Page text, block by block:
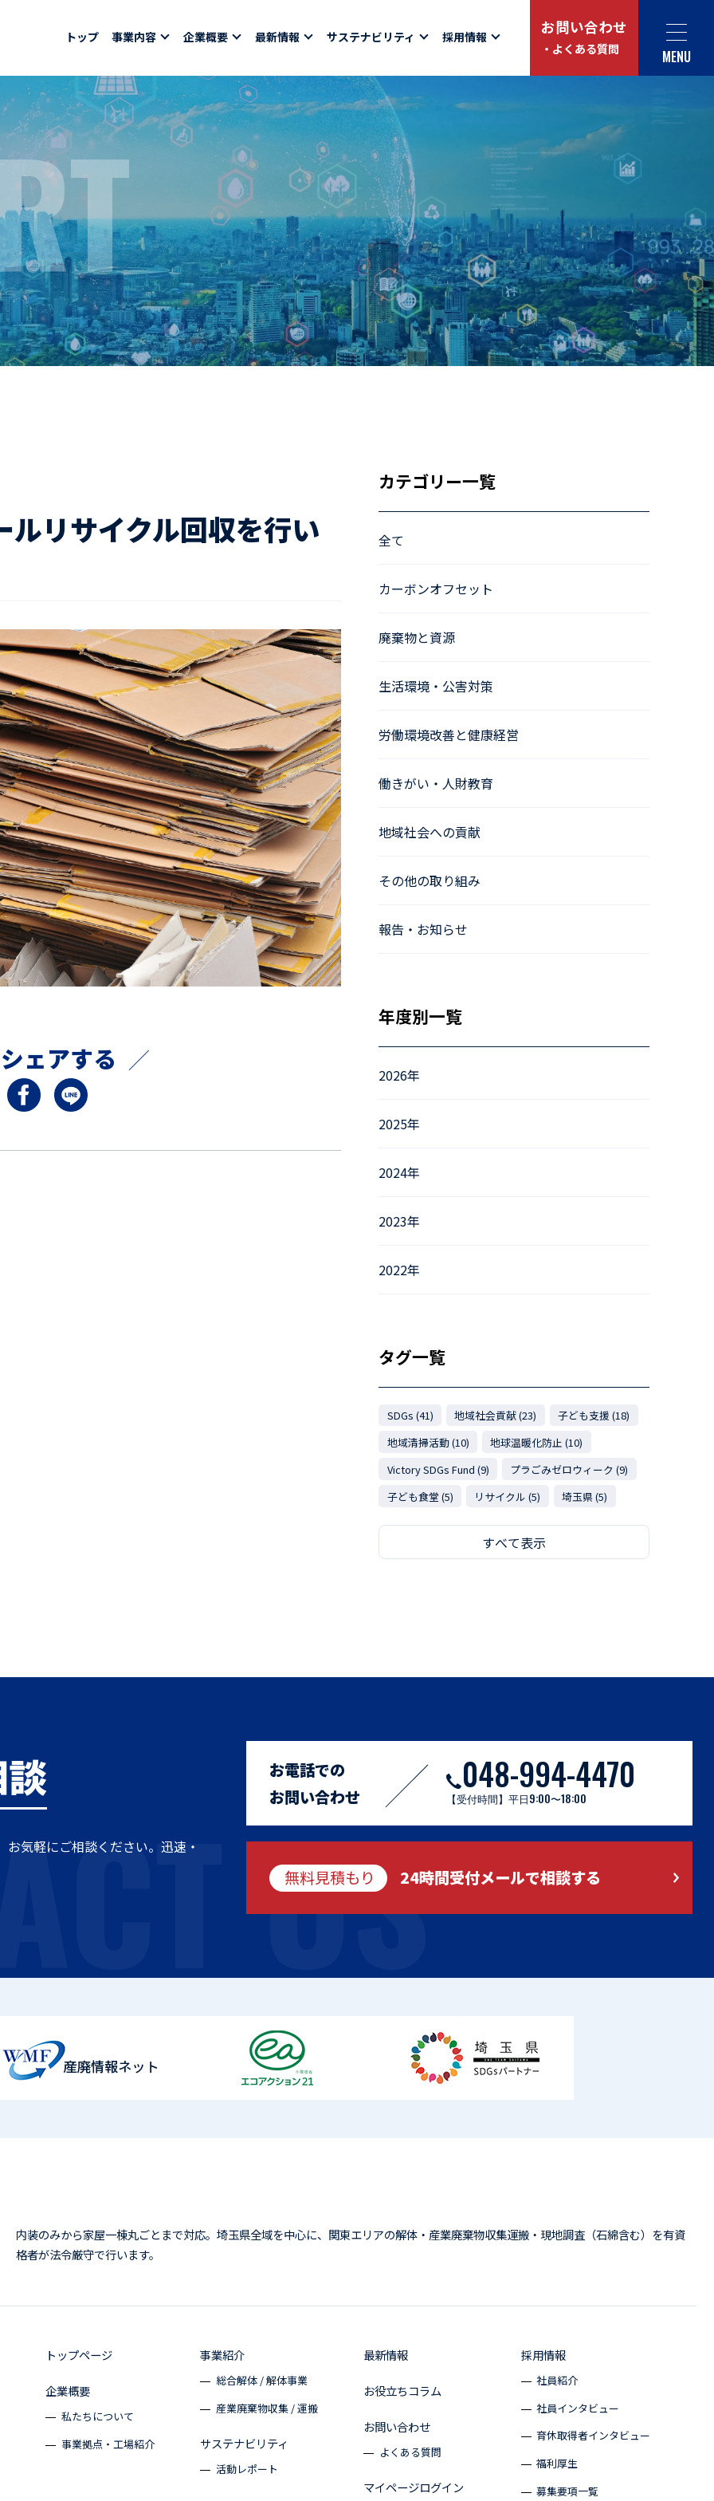
MENU
トップ 事業内容 企業概要 最新情報 サステナビリティ 採用情報
お問い合わせ
・よくある質問
ラム
ーポリシー
わせ
る質問
採用情報
社員紹介
社員インタビュー
育休取得者インタビュー
福利厚生
募集要項一覧
ドライバー職場体験
Social link
サイト内検索
リサイクル回収を行い
ェアする
カテゴリー一覧
全て
カーボンオフセット
廃棄物と資源
生活環境・公害対策
労働環境改善と健康経営
働きがい・人財教育
地域社会への貢献
その他の取り組み
報告・お知らせ
年度別一覧
2026年
2025年
2024年
2023年
2022年
タグ一覧
SDGs (41) 地域社会貢献 (23)
子ども支援 (18)
地域清掃活動 (10)
地球温暖化防止 (10)
Victory SDGs Fund (9)
プラごみゼロウィーク (9)
子ども食堂 (5)
リサイクル (5) 埼玉県 (5)
すべて表示
気軽にご相談ください。迅速・ US
お電話での
お問い合わせ
048-994-4470
【受付時間】平日9:00〜18:00
無料見積もり 24時間受付メールで相談する
内装のみから家屋一棟丸ごとまで対応。埼玉県全域を中心に、関東エリアの解体・産業廃棄物収集運搬・現地調査（石綿含む）を有資
格者が法令厳守で行います。
トップページ
企業概要
私たちについて
事業拠点・工場紹介
事業紹介
総合解体 / 解体事業
産業廃棄物収集 / 運搬
サステナビリティ
活動レポート
最新情報
お役立ちコラム
お問い合わせ
よくある質問
マイページログイン
採用情報
社員紹介
社員インタビュー
育休取得者インタビュー
福利厚生
募集要項一覧